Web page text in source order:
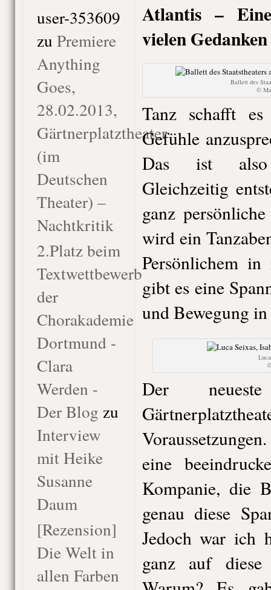
user-353609
zu Premiere
Anything
Goes,
28.02.2013,
Gärtnerplatztheater
(im
Deutschen
Theater) –
Nachtkritik
2.Platz beim
Textwettbewerb
der
Chorakademie
Dortmund -
Clara
Werden -
Der Blog zu
Interview
mit Heike
Susanne
Daum
[Rezension]
Die Welt in
allen Farben
Atlantis –
vielen
Ballett des
©
Tanz schafft
Gefühle
Das ist also
Gleichzeitig
ganz
wird ein
Persönlichem
gibt es eine
und Bewegung
Der
eine
Kompanie, die
genau diese
Jedoch war ich
ganz auf diese